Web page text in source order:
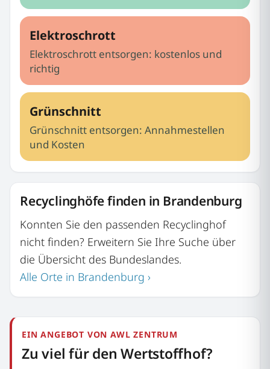
Elektroschrott
Elektroschrott entsorgen: kostenlos und
richtig
Grünschnitt
Grünschnitt entsorgen: Annahmestellen
und Kosten
Recyclinghöfe finden in Brandenburg
Konnten Sie den passenden Recyclinghof
nicht finden? Erweitern Sie Ihre Suche über
die Übersicht des Bundeslandes.
Alle Orte in Brandenburg ›
EIN ANGEBOT VON AWL ZENTRUM
Zu viel für den Wertstoffhof?